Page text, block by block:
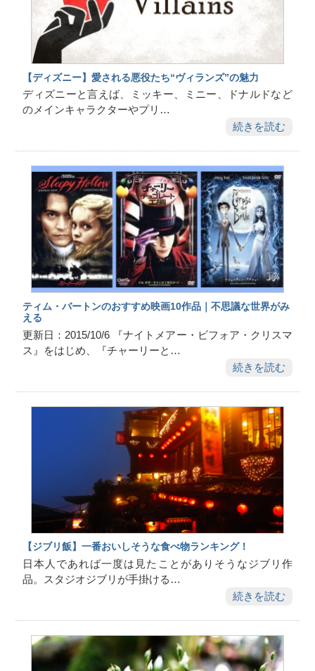
【ディズニー】愛される悪役たち“ヴィランズ”の魅力
ディズニーと言えば、ミッキー、ミニー、ドナルドなど
のメインキャラクターやプリ…
続きを読む
ティム・バートンのおすすめ映画10作品｜不思議な世界がみ
える
更新日：2015/10/6 『ナイトメアー・ビフォア・クリスマ
ス』をはじめ、『チャーリーと…
続きを読む
【ジブリ飯】一番おいしそうな食べ物ランキング！
日本人であれば一度は見たことがありそうなジブリ作
品。スタジオジブリが手掛ける…
続きを読む